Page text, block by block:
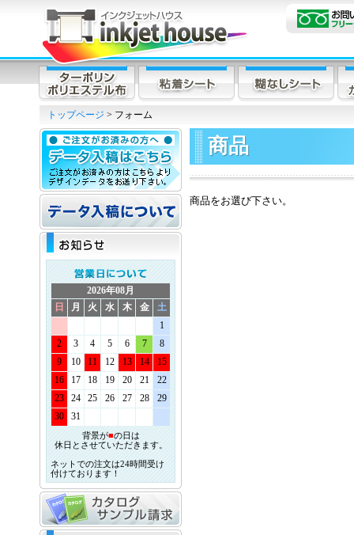
トップページ > フォーム
2026年08月
日
月 火 水 木 金
土
1
2
3 4 5 6 7
8
9
10 11 12 13 14
15
16
17 18 19 20 21
22
23
24 25 26 27 28
29
30
31
背景が■の日は
休日とさせていただきます。
ネットでの注文は24時間受け
付けております！
商品
商品をお選び下さい。